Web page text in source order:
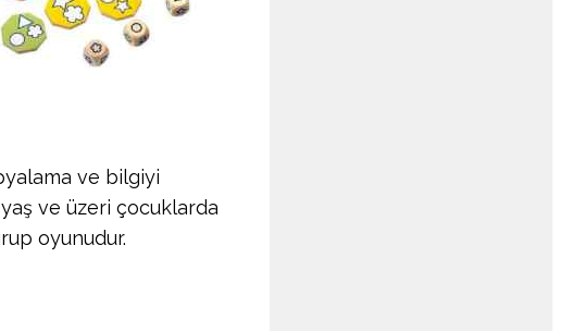
ve bilgiyi
ve üzeri çocuklarda
oyunudur.